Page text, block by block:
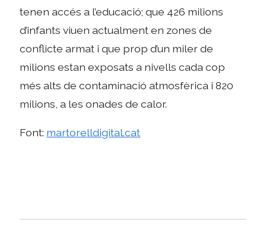
tenen accés a l’educació; que 426 milions
d’infants viuen actualment en zones de
conflicte armat i que prop d’un miler de
milions estan exposats a nivells cada cop
més alts de contaminació atmosfèrica i 820
milions, a les onades de calor.
Font: martorelldigital.cat